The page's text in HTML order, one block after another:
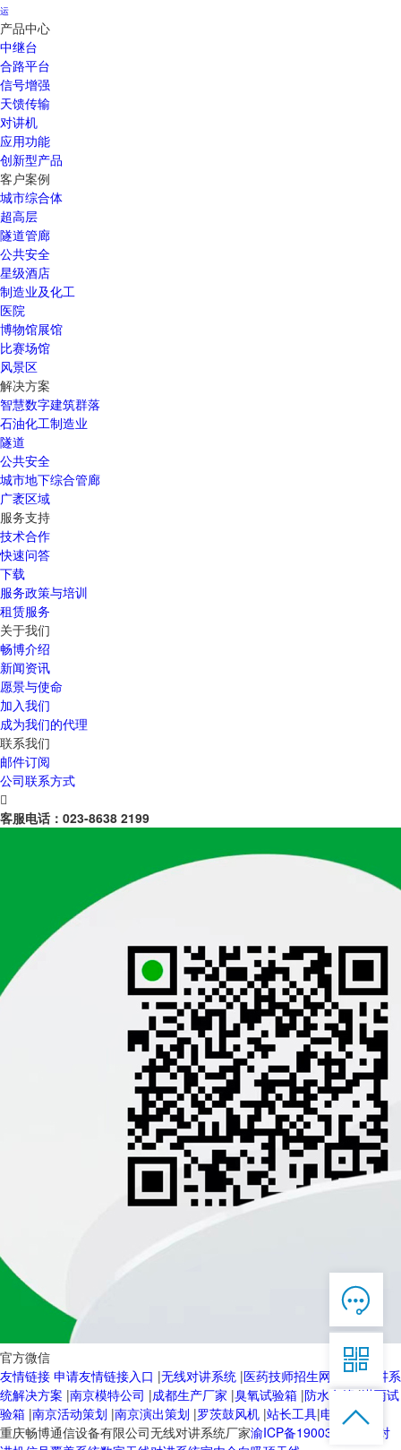
运
产品中心
中继台
合路平台
信号增强
天馈传输
对讲机
应用功能
创新型产品
客户案例
城市综合体
超高层
隧道管廊
公共安全
星级酒店
制造业及化工
医院
博物馆展馆
比赛场馆
风景区
解决方案
智慧数字建筑群落
石油化工制造业
隧道
公共安全
城市地下综合管廊
广袤区域
服务支持
技术合作
快速问答
下载
服务政策与培训
租赁服务
关于我们
畅博介绍
新闻资讯
愿景与使命
加入我们
成为我们的代理
联系我们
邮件订阅
公司联系方式

客服电话： 023-8638 2199
官方微信
友情链接 申请友情链接入口 |无线对讲系统 |医药技师招生网
无线对讲系
统解决方案 |南京模特公司 |成都生产厂家 |臭氧试验箱 |防水套管|淋雨试
验箱 |南京活动策划 |南京演出策划 |罗茨鼓风机 |站长工具|电动球阀
重庆畅博通信设备有限公司无线对讲系统厂家渝ICP备19003103号-2
对



服务热线
恭候聆听，023-86382199手机直接点击
拨打

